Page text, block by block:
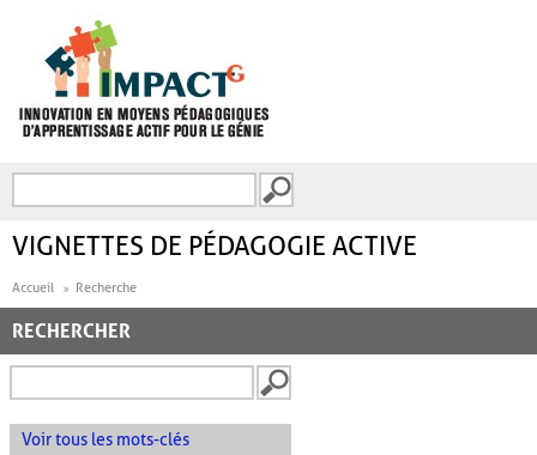
FORMULAIRE DE
VIGNETTES DE PÉDAGOGIE ACTIVE
Accueil Recherche
RECHERCHER
Voir tous les mots-clés